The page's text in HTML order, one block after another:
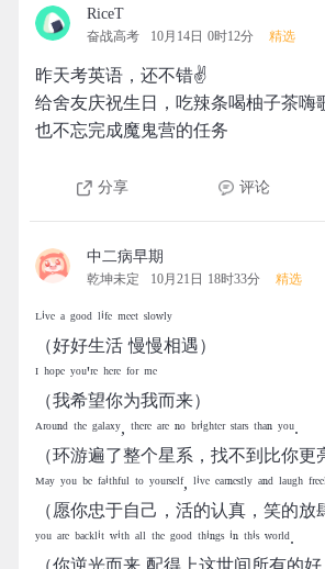
RiceT
奋战高考 10月14日 0时12分 精选
昨天考英语，还不错✌
给舍友庆祝生日，吃辣条喝柚子茶嗨
也不忘完成魔鬼营的任务
分享 评论
中二病早期
乾坤未定 10月21日 18时33分 精选
ᴸⁱᵛᵉ ᵃ ᵍᵒᵒᵈ ˡⁱᶠᵉ ᵐᵉᵉᵗ ˢˡᵒʷˡʸ
（好好生活 慢慢相遇）
ᴵ ʰᵒᵖᵉ ʸᵒᵘ'ʳᵉ ʰᵉʳᵉ ᶠᵒʳ ᵐᵉ
（我希望你为我而来）
ᴬʳᵒᵘⁿᵈ ᵗʰᵉ ᵍᵃˡᵃˣʸ, ᵗʰᵉʳᵉ ᵃʳᵉ ⁿᵒ ᵇʳⁱᵍʰᵗᵉʳ ˢᵗᵃʳˢ ᵗʰᵃⁿ ʸᵒᵘ.
（环游遍了整个星系，找不到比你更
ᴹᵃʸ ʸᵒᵘ ᵇᵉ ᶠᵃⁱᵗʰᶠᵘˡ ᵗᵒ ʸᵒᵘʳˢᵉˡᶠ, ˡⁱᵛᵉ ᵉᵃʳⁿᵉˢᵗˡʸ ᵃⁿᵈ ˡᵃᵘᵍʰ
（愿你忠于自己，活的认真，笑的放
ʸᵒᵘ ᵃʳᵉ ᵇᵃᶜᵏˡⁱᵗ ʷⁱᵗʰ ᵃˡˡ ᵗʰᵉ ᵍᵒᵒᵈ ᵗʰⁱⁿᵍˢ ⁱⁿ ᵗʰⁱˢ ʷᵒʳˡᵈ.
（你逆光而来 配得上这世间所有的好.